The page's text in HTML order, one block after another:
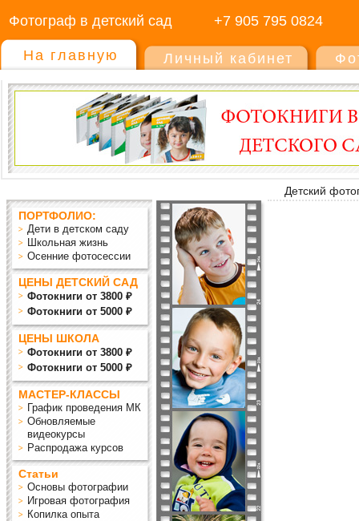
Фотограф в детский сад +7 905 795 0824
На главную Личный кабинет
Детский
ПОРТФОЛИО:
Дети в детском саду
Школьная жизнь
Осенние фотосессии
ЦЕНЫ ДЕТСКИЙ САД
Фотокниги от 3800 ₽
Фотокниги от 5000 ₽
ЦЕНЫ ШКОЛА
Фотокниги от 3800 ₽
Фотокниги от 5000 ₽
МАСТЕР-КЛАССЫ
График проведения МК
Обновляемые
видеокурсы
Распродажа курсов
Статьи
Основы фотографии
Игровая фотография
Копилка опыта